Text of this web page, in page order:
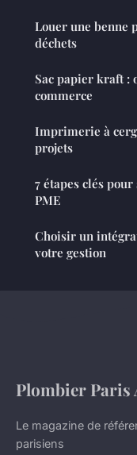
Louer une benne
déchets
Sac papier kraft :
commerce
Imprimerie à
projets
7 étapes clés
PME
Choisir un
votre gestion
Plombier Paris
Le magazine de
parisiens